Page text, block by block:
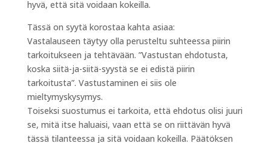
hyvä, että sitä voidaan kokeilla.
Tässä on syytä korostaa kahta asiaa:
Vastalauseen täytyy olla perusteltu suhteessa piirin
tarkoitukseen ja tehtävään. ”Vastustan ehdotusta,
koska siitä-ja-siitä-syystä se ei edistä piirin
tarkoitusta”. Vastustaminen ei siis ole
mieltymyskysymys.
Toiseksi suostumus ei tarkoita, että ehdotus olisi juuri
se, mitä itse haluaisi, vaan että se on riittävän hyvä
tässä tilanteessa ja sitä voidaan kokeilla. Päätöksen